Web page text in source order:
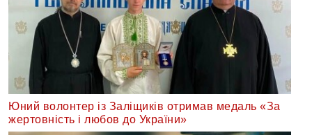
Юний волонтер із Заліщиків отримав медаль «За
жертовність і любов до України»